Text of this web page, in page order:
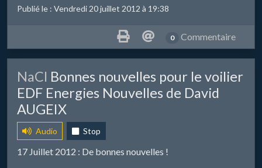
Publié le : Vendredi 20 juillet 2012 à 19:38
0 Commentaire
​NaCl Bonnes nouvelles pour le voilier
EDF Energies Nouvelles de David
AUGEIX
Audio Stop
17 Juillet 2012 : De bonnes nouvelles !